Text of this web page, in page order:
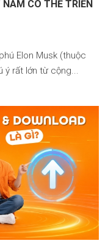
NAM CÓ THỂ TRIỂN
Elon Musk (thuộc
ý rất lớn từ cộng...